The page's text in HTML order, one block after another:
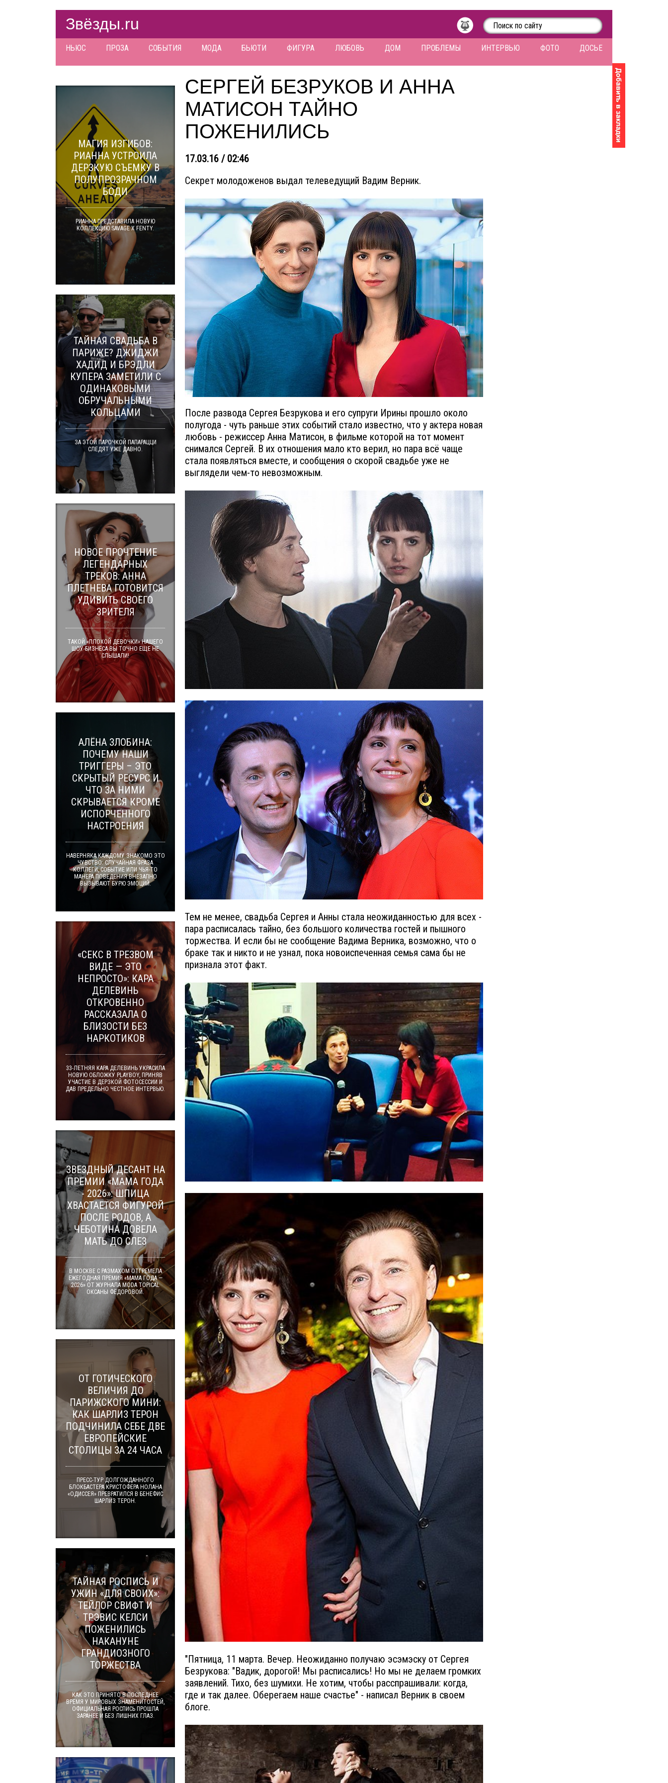
Звёзды.ru
НЬЮС ПРОЗА СОБЫТИЯ МОДА БЬЮТИ ФИГУРА ЛЮБОВЬ ДОМ ПРОБЛЕМЫ ИНТЕРВЬЮ ФОТО ДОСЬЕ
СЕРГЕЙ БЕЗРУКОВ И АННА
МАТИСОН ТАЙНО
ПОЖЕНИЛИСЬ
17.03.16 / 02:46
Секрет молодоженов выдал телеведущий Вадим Верник.
После развода Сергея Безрукова и его супруги Ирины прошло около
полугода - чуть раньше этих событий стало известно, что у актера новая
любовь - режиссер Анна Матисон, в фильме которой на тот момент
снимался Сергей. В их отношения мало кто верил, но пара всё чаще
стала появляться вместе, и сообщения о скорой свадьбе уже не
выглядели чем-то невозможным.
Тем не менее, свадьба Сергея и Анны стала неожиданностью для всех -
пара расписалась тайно, без большого количества гостей и пышного
торжества. И если бы не сообщение Вадима Верника, возможно, что о
браке так и никто и не узнал, пока новоиспеченная семья сама бы не
признала этот факт.
"Пятница, 11 марта. Вечер. Неожиданно получаю эсэмэску от Сергея
Безрукова: "Вадик, дорогой! Мы расписались! Но мы не делаем громких
заявлений. Тихо, без шумихи. Не хотим, чтобы расспрашивали: когда,
где и так далее. Оберегаем наше счастье" - написал Верник в своем
блоге.
МАГИЯ ИЗГИБОВ:
РИАННА УСТРОИЛА
ДЕРЗКУЮ СЪЕМКУ В
ПОЛУПРОЗРАЧНОМ
БОДИ
РИАННА ПРЕДСТАВИЛА НОВУЮ
КОЛЛЕКЦИЮ SAVAGE X FENTY.
ТАЙНАЯ СВАДЬБА В
ПАРИЖЕ? ДЖИДЖИ
ХАДИД И БРЭДЛИ
КУПЕРА ЗАМЕТИЛИ С
ОДИНАКОВЫМИ
ОБРУЧАЛЬНЫМИ
КОЛЬЦАМИ
ЗА ЭТОЙ ПАРОЧКОЙ ПАПАРАЦЦИ
СЛЕДЯТ УЖЕ ДАВНО.
НОВОЕ ПРОЧТЕНИЕ
ЛЕГЕНДАРНЫХ
ТРЕКОВ: АННА
ПЛЕТНЕВА ГОТОВИТСЯ
УДИВИТЬ СВОЕГО
ЗРИТЕЛЯ
ТАКОЙ «ПЛОХОЙ ДЕВОЧКИ» НАШЕГО
ШОУ-БИЗНЕСА ВЫ ТОЧНО ЕЩЕ НЕ
СЛЫШАЛИ!
АЛЁНА ЗЛОБИНА:
ПОЧЕМУ НАШИ
ТРИГГЕРЫ – ЭТО
СКРЫТЫЙ РЕСУРС И
ЧТО ЗА НИМИ
СКРЫВАЕТСЯ КРОМЕ
ИСПОРЧЕННОГО
НАСТРОЕНИЯ
НАВЕРНЯКА КАЖДОМУ ЗНАКОМО ЭТО
ЧУВСТВО: СЛУЧАЙНАЯ ФРАЗА
КОЛЛЕГИ, СОБЫТИЕ ИЛИ ЧЬЯ-ТО
МАНЕРА ПОВЕДЕНИЯ ВНЕЗАПНО
ВЫЗЫВАЮТ БУРЮ ЭМОЦИЙ.
«СЕКС В ТРЕЗВОМ
ВИДЕ — ЭТО
НЕПРОСТО»: КАРА
ДЕЛЕВИНЬ
ОТКРОВЕННО
РАССКАЗАЛА О
БЛИЗОСТИ БЕЗ
НАРКОТИКОВ
33-ЛЕТНЯЯ КАРА ДЕЛЕВИНЬ УКРАСИЛА
НОВУЮ ОБЛОЖКУ PLAYBOY, ПРИНЯВ
УЧАСТИЕ В ДЕРЗКОЙ ФОТОСЕССИИ И
ДАВ ПРЕДЕЛЬНО ЧЕСТНОЕ ИНТЕРВЬЮ.
ЗВЕЗДНЫЙ ДЕСАНТ НА
ПРЕМИИ «МАМА ГОДА
- 2026»: ШПИЦА
ХВАСТАЕТСЯ ФИГУРОЙ
ПОСЛЕ РОДОВ, А
ЧЕБОТИНА ДОВЕЛА
МАТЬ ДО СЛЕЗ
В МОСКВЕ С РАЗМАХОМ ОТГРЕМЕЛА
ЕЖЕГОДНАЯ ПРЕМИЯ «МАМА ГОДА —
2026» ОТ ЖУРНАЛА MODA TOPICAL
ОКСАНЫ ФЁДОРОВОЙ.
ОТ ГОТИЧЕСКОГО
ВЕЛИЧИЯ ДО
ПАРИЖСКОГО МИНИ:
КАК ШАРЛИЗ ТЕРОН
ПОДЧИНИЛА СЕБЕ ДВЕ
ЕВРОПЕЙСКИЕ
СТОЛИЦЫ ЗА 24 ЧАСА
ПРЕСС-ТУР ДОЛГОЖДАННОГО
БЛОКБАСТЕРА КРИСТОФЕРА НОЛАНА
«ОДИССЕЯ» ПРЕВРАТИЛСЯ В БЕНЕФИС
ШАРЛИЗ ТЕРОН.
ТАЙНАЯ РОСПИСЬ И
УЖИН «ДЛЯ СВОИХ»:
ТЕЙЛОР СВИФТ И
ТРЭВИС КЕЛСИ
ПОЖЕНИЛИСЬ
НАКАНУНЕ
ГРАНДИОЗНОГО
ТОРЖЕСТВА
КАК ЭТО ПРИНЯТО В ПОСЛЕДНЕЕ
ВРЕМЯ У МИРОВЫХ ЗНАМЕНИТОСТЕЙ,
ОФИЦИАЛЬНАЯ РОСПИСЬ ПРОШЛА
ЗАРАНЕЕ И БЕЗ ЛИШНИХ ГЛАЗ.